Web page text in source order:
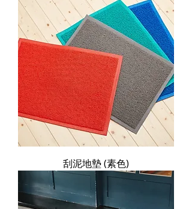
刮泥地墊 (素色)